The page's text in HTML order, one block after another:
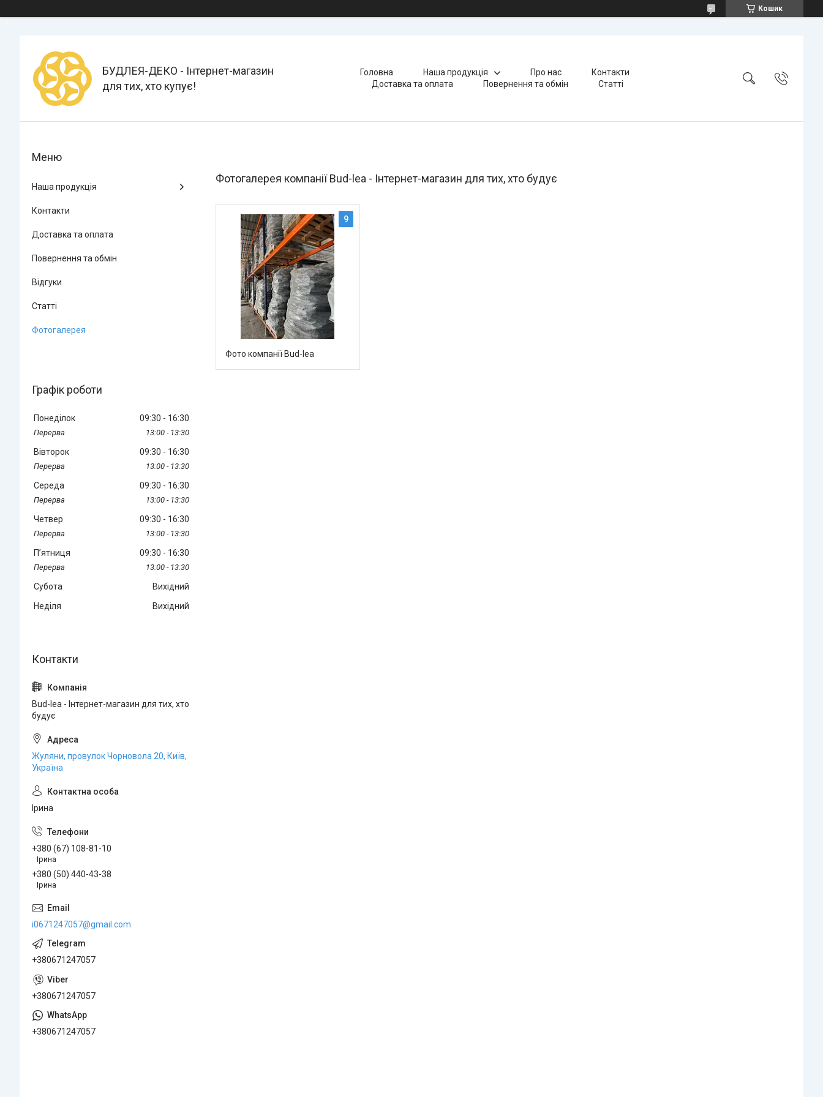
Кошик
БУДЛЕЯ-ДЕКО - Інтернет-магазин
для тих, хто купує!
Головна Наша продукція Про нас
Контакти
Доставка та оплата
Повернення та обмін Статті
Фотогалерея компанії Bud-lea - Інтернет-магазин для тих, хто будує
9
Фото компанії Bud-lea
Наша продукція
Контакти
Доставка та оплата
Повернення та обмін
Відгуки
Статті
Фотогалерея
Графік роботи
Понеділок 09:30 16:30
13:00 13:30
Вівторок 09:30 16:30
13:00 13:30
Середа 09:30 16:30
13:00 13:30
Четвер 09:30 16:30
13:00 13:30
Пʼятниця 09:30 16:30
13:00 13:30
Субота
Вихідний
Неділя
Вихідний
Bud-lea - Інтернет-магазин для тих, хто
будує
Жуляни, провулок Чорновола 20, Київ,
Україна
Ірина
+380 (67) 108-81-10
Ірина
+380 (50) 440-43-38
Ірина
i0671247057@gmail.com
+380671247057
+380671247057
+380671247057